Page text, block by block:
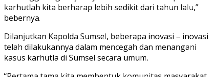
karhutlah kita berharap lebih sedikit dari tahun lalu,”
bebernya.
Dilanjutkan Kapolda Sumsel, beberapa inovasi – inovasi
telah dilakukannya dalam mencegah dan menangani
kasus karhutla di Sumsel secara umum.